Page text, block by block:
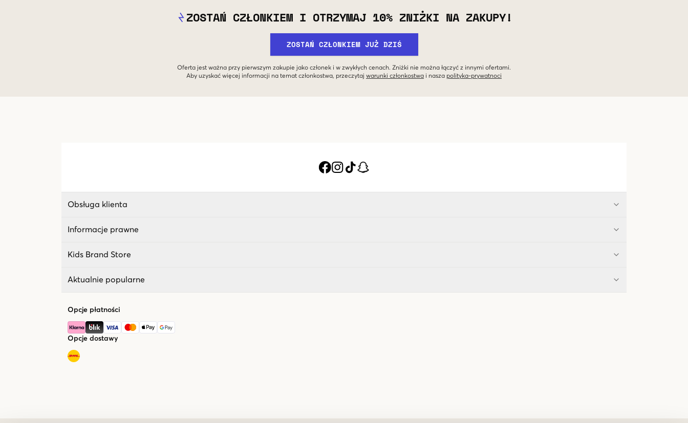
ZOSTAŃ CZŁONKIEM I OTRZYMAJ 10% ZNIŻKI NA ZAKUPY!
ZOSTAŃ CZŁONKIEM JUŻ DZIŚ
Oferta jest ważna przy pierwszym zakupie jako członek i w zwykłych cenach. Zniżki nie można łączyć z innymi ofertami.
Aby uzyskać więcej informacji na temat członkostwa, przeczytaj warunki członkostwa i nasza polityka-prywatnoci
Obsługa klienta
Informacje prawne
Kids Brand Store
Aktualnie popularne
Opcje płatności
Opcje dostawy